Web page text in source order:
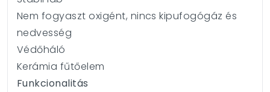
Nem fogyaszt oxigént, nincs kipufogógáz és
nedvesség
Védőháló
Kerámia fűtőelem
Funkcionalitás